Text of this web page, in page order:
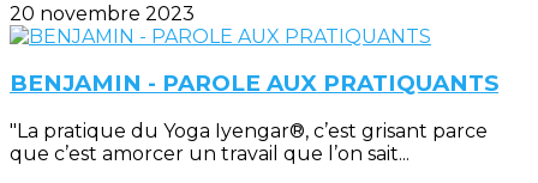
20 novembre 2023
BENJAMIN - PAROLE AUX PRATIQUANTS
"La pratique du Yoga Iyengar®, c’est grisant parce
que c’est amorcer un travail que l’on sait...